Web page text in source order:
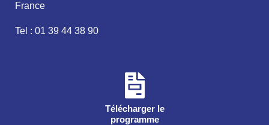
France
Tel : 01 39 44 38 90
Télécharger le
programme